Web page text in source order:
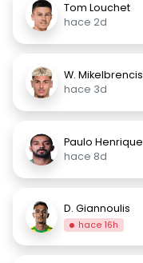
Tom Louchet
hace 2d
W. Mikelbrencis
hace 3d
Paulo Henrique
hace 8d
D. Giannoulis
hace 16h